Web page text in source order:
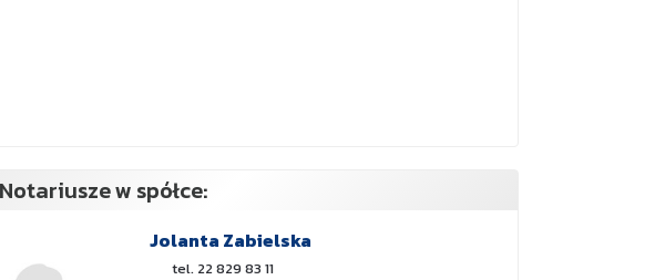
Notariusze w spółce:
Jolanta Zabielska
tel. 22 829 83 11